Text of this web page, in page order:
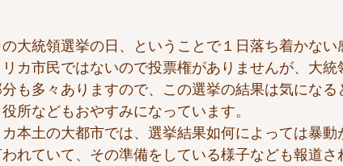
大統領選挙の日、ということで１日落ち着かな
カ市民ではないので投票権がありませんが、大統
も多々ありますので、この選挙の結果は気になる
所などもおやすみになっています。
本土の大都市では、選挙結果如何によっては暴動
れていて、その準備をしている様子なども報道さ